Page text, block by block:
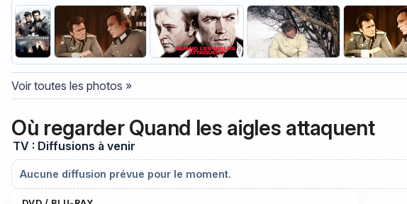
Voir toutes les photos »
Où regarder Quand les aigles attaquent
TV : Diffusions à venir
Aucune diffusion prévue pour le moment.